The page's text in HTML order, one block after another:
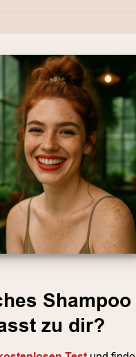
Shampoo
zu dir?